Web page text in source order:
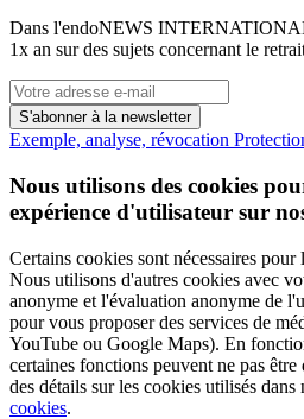
Dans l'endoNEWS
1x an sur des sujets concernant le
S'abonner à la newsletter
Exemple, analyse, révocation
Nous utilisons des cookies
expérience d'utilisateur sur
Certains cookies sont nécessaires
Nous utilisons d'autres cookies avec
anonyme et l'évaluation anonyme de
pour vous proposer des services de
YouTube ou Google Maps). En
certaines fonctions peuvent ne pas
des détails sur les cookies utilisés dans
cookies.